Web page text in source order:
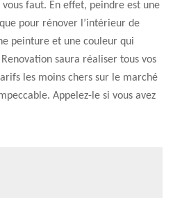
vous faut. En effet, peindre est une
pour rénover l’intérieur de
peinture et une couleur qui
saura réaliser tous vos
les moins chers sur le marché
Appelez-le si vous avez